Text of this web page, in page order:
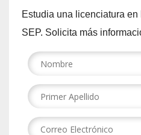
Estudia una licenciatura en
SEP. Solicita más